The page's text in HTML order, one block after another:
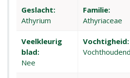
Geslacht:
Athyrium
Familie:
Athyriaceae
Veelkleurig
blad:
Nee
Vochtigheid:
Vochthoudend